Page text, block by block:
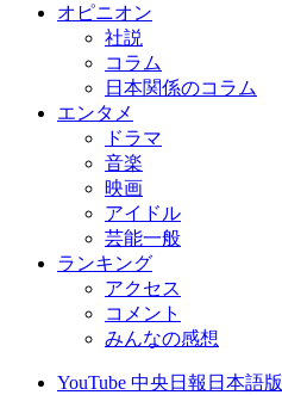
オピニオン
社説
コラム
日本関係のコラム
エンタメ
ドラマ
音楽
映画
アイドル
芸能一般
ランキング
アクセス
コメント
みんなの感想
YouTube 中央日報日本語版